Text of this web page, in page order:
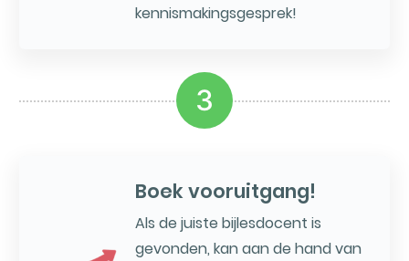
kennismakingsgesprek!
3
Boek vooruitgang!
Als de juiste bijlesdocent is
gevonden, kan aan de hand van